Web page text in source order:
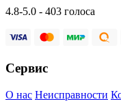
4.8-5.0 - 403 голоса
Сервис
О нас Неисправности